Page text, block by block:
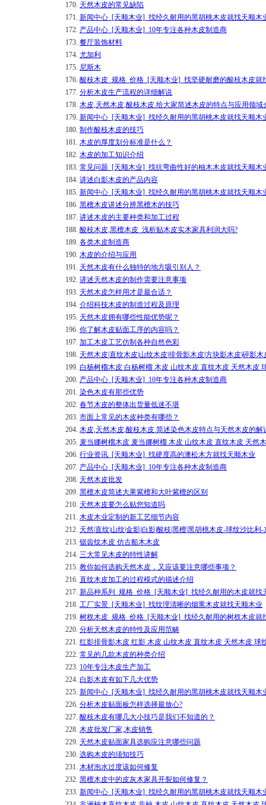
170. 天然木皮的常见缺陷
171. 新闻中心_[天顺木业]_找经久耐用的黑胡桃木皮就找天顺木
172. 产品中心_[天顺木业]_10年专注各种木皮制造商
173. 餐厅装饰材料
174. 尤加利
175. 尼斯木
176. 酸枝木皮_规格_价格_[天顺木业]_找坚硬耐磨的酸枝木皮就
177. 分析木皮生产流程的详细解说
178. 木皮,天然木皮,酸枝木皮.给大家简述木皮的特点与应用领域
179. 新闻中心_[天顺木业]_找经久耐用的黑胡桃木皮就找天顺木
180. 制作酸枝木皮的技巧
181. 木皮的厚度划分标准是什么？
182. 木皮的加工知识介绍
183. 常见问题_[天顺木业]_找抗弯曲性好的柚木木皮就找天顺木
184. 讲述白影木皮的产品内容
185. 新闻中心_[天顺木业]_找经久耐用的黑胡桃木皮就找天顺木
186. 黑檀木皮讲述分辨黑檀木的技巧
187. 讲述木皮的主要种类和加工过程
188. 酸枝木皮,黑檀木皮_浅析贴木皮实木家具利润大吗?
189. 各类木皮制造商
190. 木皮的介绍与应用
191. 天然木皮有什么独特的地方吸引别人？
192. 讲述天然木皮的制作需要注意事项
193. 天然木皮怎样用才是最合适？
194. 介绍科技木皮的制造过程及原理
195. 天然木皮拥有哪些性能优势呢？
196. 你了解木皮贴面工序的内容吗？
197. 加工木皮工艺仿制各种自然色彩
198. 天然木皮|直纹木皮|山纹木皮|排骨影木皮|方块影木皮|碎影木
199. 白杨树榴木皮 白杨树榴 木皮 山纹木皮 直纹木皮 天然木皮
200. 产品中心_[天顺木业]_10年专注各种木皮制造商
201. 染色木皮有那些优势
202. 春节木皮的整体出货量低迷不堪
203. 市面上常见的木皮种类有哪些？
204. 木皮,天然木皮,酸枝木皮.简述染色木皮特点与天然木皮的解
205. 麦当娜树榴木皮 麦当娜树榴 木皮 山纹木皮 直纹木皮 天然
206. 行业资讯_[天顺木业]_找硬度高的澳松木方就找天顺木业
207. 产品中心_[天顺木业]_10年专注各种木皮制造商
208. 天然木皮批发
209. 黑檀木皮简述大果紫檀和大叶紫檀的区别
210. 天然木皮要怎么贴您知道吗
211. 木皮木业定制的新工艺细节内容
212. 天然|直纹|山纹|金影|白影|酸枝|黑檀|黑胡桃木皮-球纹沙比利
213. 锯齿纹木皮 仿古船木木皮
214. 三大常见木皮的特性讲解
215. ​教你如何选购天然木皮，又应该要注意哪些事项？
216. 直纹木皮加工的过程模式的描述介绍
217. 新品种系列_规格_价格_[天顺木业]_找经久耐用的木皮就找
218. 工厂实景_[天顺木业]_找纹理清晰的烟熏木皮就找天顺木业
219. 树杈木皮_规格_价格_[天顺木业]_找经久耐用的树杈木皮就
220. 分析天然木皮的特性及应用范畴
221. 红影排骨影木皮 红影 木皮 山纹木皮 直纹木皮 天然木皮 球
222. 常见的几款木皮的种类介绍
223. 10年专注木皮生产加工
224. 白影木皮有如下几大优势
225. 新闻中心_[天顺木业]_找经久耐用的黑胡桃木皮就找天顺木
226. 分析木皮贴面板怎样选择最放心?
227. ​酸枝木皮有哪几大小技巧是我们不知道的？
228. 木皮批发厂家,木皮销售
229. 天然木皮贴面家具选购应注意哪些问题
230. 选购木皮的须知技巧
231. 木材泡水过度该如何修复
232. 黑檀木皮中的皮灰木家具开裂如何修复？
233. 新闻中心_[天顺木业]_找经久耐用的黑胡桃木皮就找天顺木